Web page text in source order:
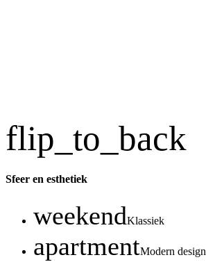
flip_to_back
Sfeer en esthetiek
weekendKlassiek
apartmentModern design